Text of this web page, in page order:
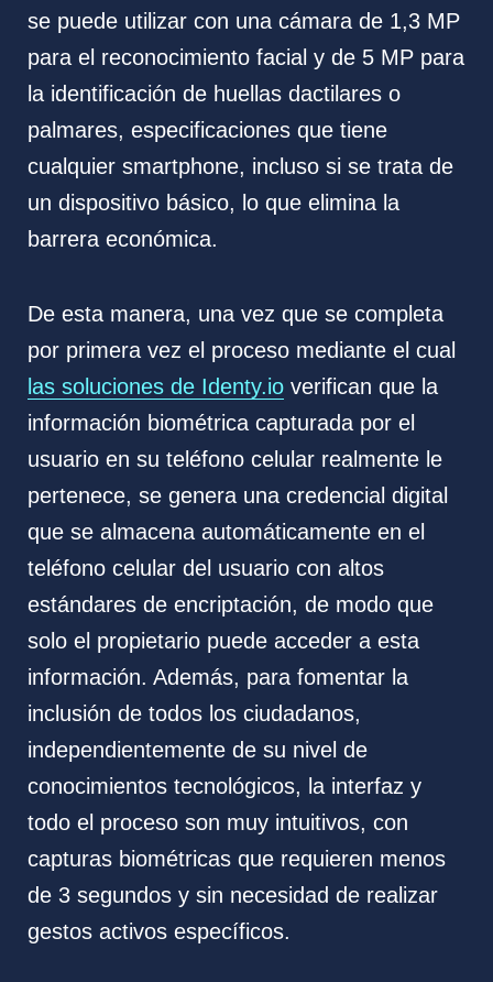
se puede utilizar con una cámara de 1,3 MP
para el reconocimiento facial y de 5 MP para
la identificación de huellas dactilares o
palmares, especificaciones que tiene
cualquier smartphone, incluso si se trata de
un dispositivo básico, lo que elimina la
barrera económica.
De esta manera, una vez que se completa
por primera vez el proceso mediante el cual
las soluciones de Identy.ioverifican que la
información biométrica capturada por el
usuario en su teléfono celular realmente le
pertenece, se genera una credencial digital
que se almacena automáticamente en el
teléfono celular del usuario con altos
estándares de encriptación, de modo que
solo el propietario puede acceder a esta
información. Además, para fomentar la
inclusión de todos los ciudadanos,
independientemente de su nivel de
conocimientos tecnológicos, la interfaz y
todo el proceso son muy intuitivos, con
capturas biométricas que requieren menos
de 3 segundos y sin necesidad de realizar
gestos activos específicos.